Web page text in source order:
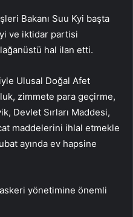
Bakanı Suu Kyi başta
ve iktidar partisi
hal ilan etti.
Ulusal Doğal Afet
zimmete para geçirme,
Devlet Sırları Maddesi,
maddelerini ihlal etmekle
ayında ev hapsine
yönetimine önemli